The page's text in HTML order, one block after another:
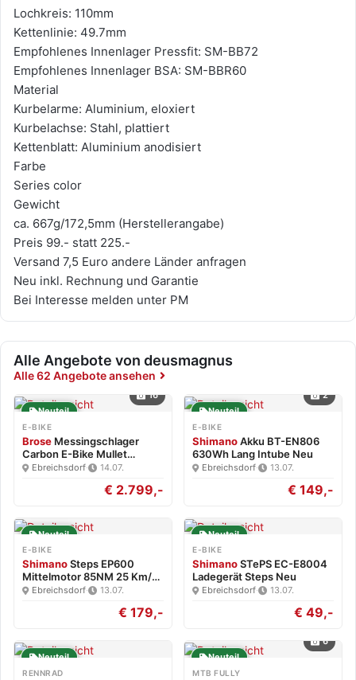
Lochkreis: 110mm
Kettenlinie: 49.7mm
Empfohlenes Innenlager Pressfit: SM-BB72
Empfohlenes Innenlager BSA: SM-BBR60
Material
Kurbelarme: Aluminium, eloxiert
Kurbelachse: Stahl, plattiert
Kettenblatt: Aluminium anodisiert
Farbe
Series color
Gewicht
ca. 667g/172,5mm (Herstellerangabe)
Preis 99.- statt 225.-
Versand 7,5 Euro andere Länder anfragen
Neu inkl. Rechnung und Garantie
Bei Interesse melden unter PM
Alle Angebote von deusmagnus
Alle 62 Angebote ansehen
16
Neuteil
E-BIKE
Brose Messingschlager
Carbon E-Bike Mullet
Brose…
Ebreichsdorf· 14.07.
€ 2.799,-
2
Neuteil
E-BIKE
ShimanoAkku BT-EN806
630Wh Lang Intube Neu
Ebreichsdorf· 13.07.
€ 149,-
Neuteil
E-BIKE
ShimanoSteps EP600
Mittelmotor 85NM 25 Km/h
NeuEbreichsdorf· 13.07.
€ 179,-
Neuteil
E-BIKE
ShimanoSTePS EC-E8004
Ladegerät Steps Neu
Ebreichsdorf· 13.07.
€ 49,-
Neuteil
RENNRAD
6
Neuteil
MTB FULLY